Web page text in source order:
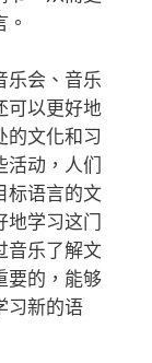
乐会、音乐
可以更好地
的文化和习
活动，人们
标语言的文
地学习这门
音乐了解文
要的，能够
习新的语